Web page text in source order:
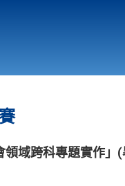
領域跨科專題實作」